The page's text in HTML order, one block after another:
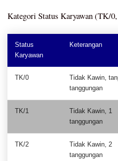
Kategori Status Karyawan (TK/
Status
Karyawan
Keterangan
TK/0
Tidak Kawin,
tanggungan
TK/1
Tidak Kawin, 1
tanggungan
TK/2
Tidak Kawin, 2
tanggungan